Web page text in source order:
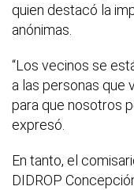
quien destacó la
anónimas.
“Los vecinos se
a las personas que
para que nosotros
expresó.
En tanto, el
DIDROP